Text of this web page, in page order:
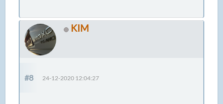
KIM
#8 24-12-2020 12:04:27